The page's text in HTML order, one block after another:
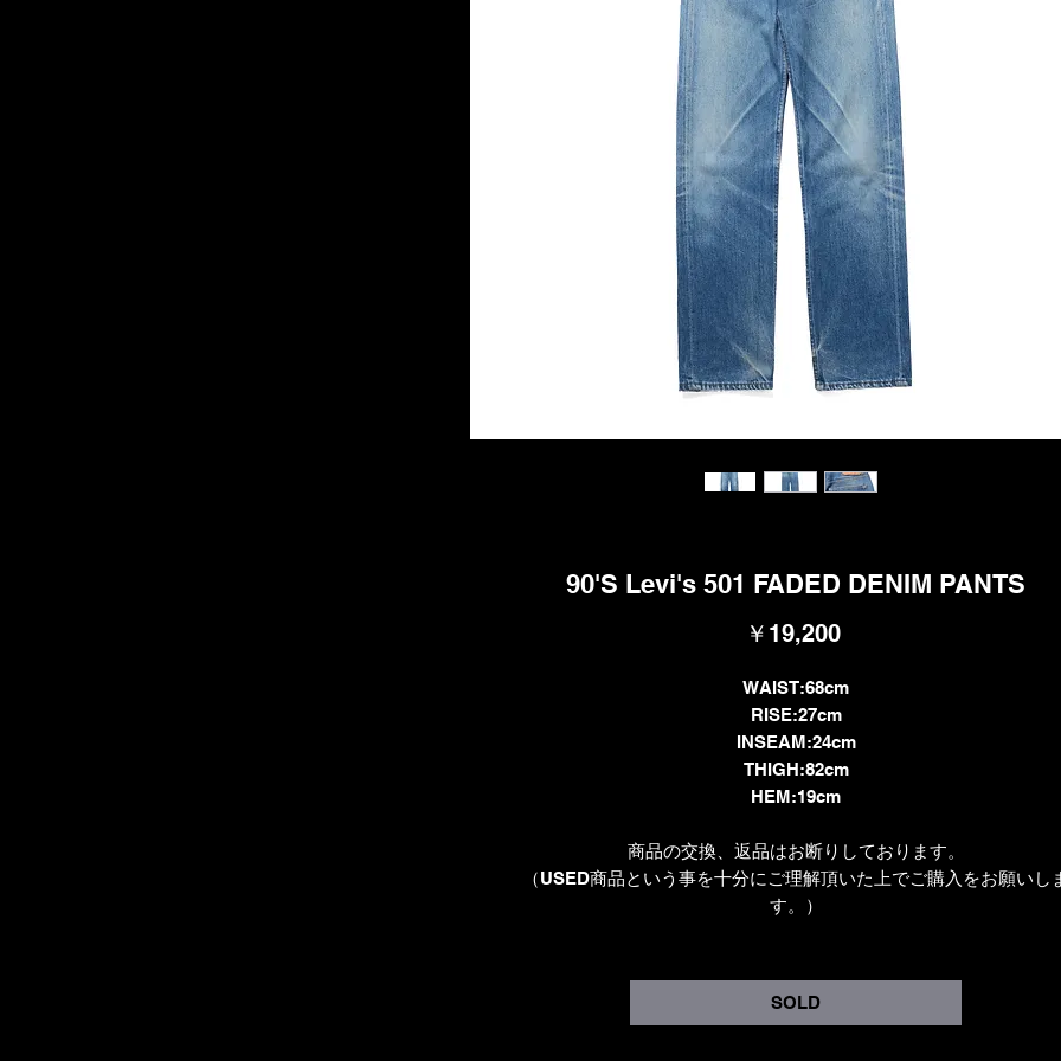
90'S Levi's 501 FADED DENIM PANTS
￥19,200価
WAIST:68cm
RISE:27cm
INSEAM:24cm
THIGH:82cm
HEM:19cm
商品の交換、返品はお断りしております。
（USED商品という事を十分にご理解頂いた上でご購入をお願いし
す。）
SOLD